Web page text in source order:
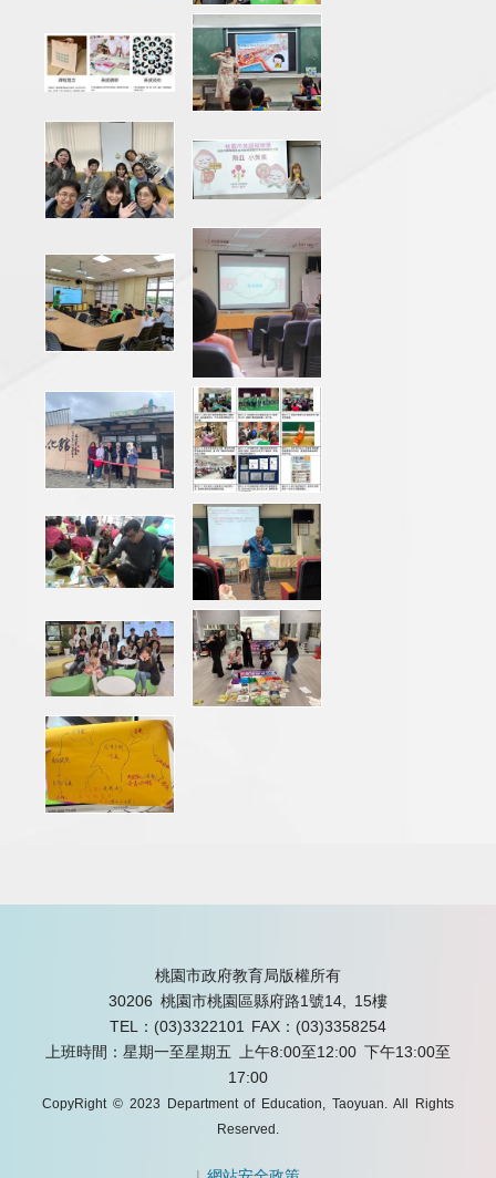
桃園市政府教育局版權所有
30206 桃園市桃園區縣府路1號14, 15樓
TEL：(03)3322101 FAX：(03)3358254
上班時間：星期一至星期五 上午8:00至12:00 下午13:00至
17:00
CopyRight © 2023 Department of Education, Taoyuan. All Rights
Reserved.